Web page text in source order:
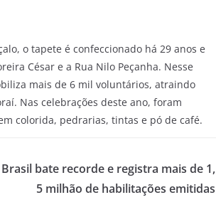
o tapete é confeccionado há 29 anos e
César e a Rua Nilo Peçanha. Nesse
mais de 6 mil voluntários, atraindo
Nas celebrações deste ano, foram
colorida, pedrarias, tintas e pó de café.
bate recorde e registra mais de 1,
5 milhão de habilitações emitidas